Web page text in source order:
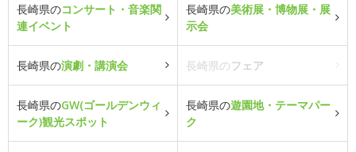
長崎県のコンサート・音楽関
連イベント
長崎県の美術展・博物展・展
示会
長崎県の演劇・講演会 長崎県のフェア
長崎県のGW(ゴールデンウィ
ーク)観光スポット
長崎県の遊園地・テーマパー
ク